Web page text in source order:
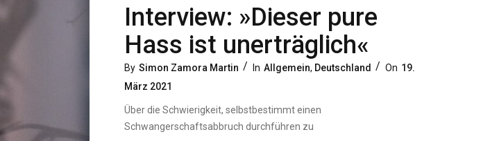
Interview: »Dieser pure
Hass ist unerträglich«
By Simon Zamora Martin Categories
In Allgemein, Deutschland
Posted
On 19.
März 2021
Über die Schwierigkeit, selbstbestimmt einen
Schwangerschaftsabbruch durchführen zu